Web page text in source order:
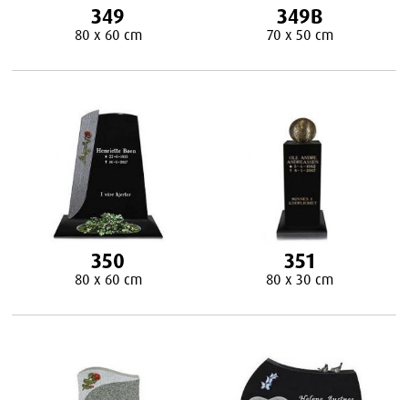
349
80 x 60 cm
349B
70 x 50 cm
350
80 x 60 cm
351
80 x 30 cm